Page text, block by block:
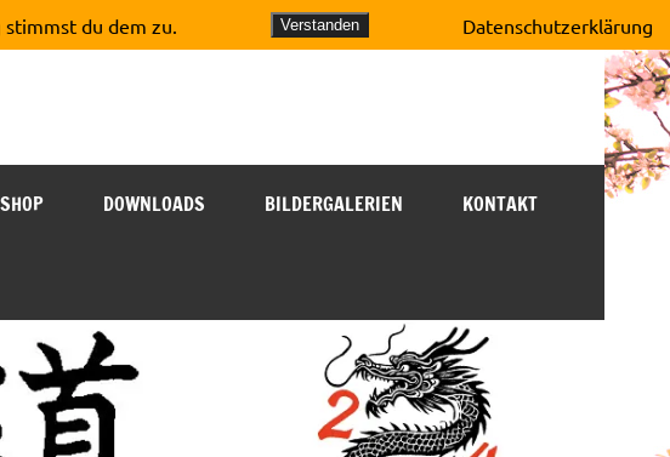
SHOP DOWNLOADS BILDERGALERIEN KONTAKT
du dem zu. Verstanden Datenschutzerklärung